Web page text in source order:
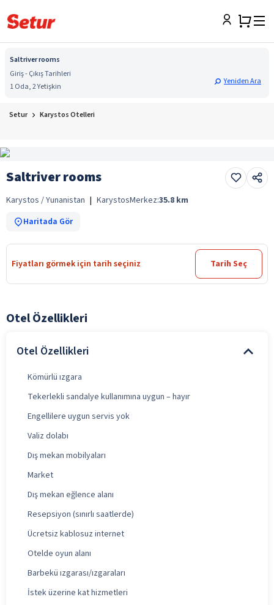
Saltriver rooms
Giriş - Çıkış Tarihleri
1 Oda, 2 Yetişkin
Yeniden Ara
Setur Karystos Otelleri
Saltriver rooms
Karystos / Yunanistan | KarystosMerkez:35.8 km
Haritada Gör
Fiyatları görmek için tarih seçiniz Tarih Seç
Otel Özellikleri
Otel Özellikleri
Kömürlü ızgara
Tekerlekli sandalye kullanımına uygun – hayır
Engellilere uygun servis yok
Valiz dolabı
Dış mekan mobilyaları
Market
Dış mekan eğlence alanı
Resepsiyon (sınırlı saatlerde)
Ücretsiz kablosuz internet
Otelde oyun alanı
Barbekü ızgarası/ızgaraları
İstek üzerine kat hizmetleri